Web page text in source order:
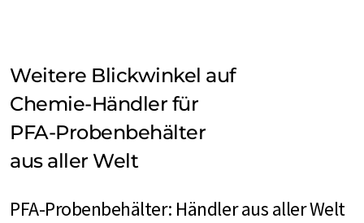
Weitere Blickwinkel auf
Chemie-Händler für
PFA-Probenbehälter
aus aller Welt
PFA-Probenbehälter: Händler aus aller Welt